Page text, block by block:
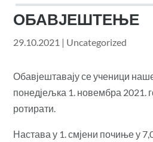
ОБАВЈЕШТЕЊЕ
29.10.2021 | Uncategorized
Обавјештавају се ученици
понедјељка 1. новембра 2021.
ротирати.
Настава у 1. смјени почиње у